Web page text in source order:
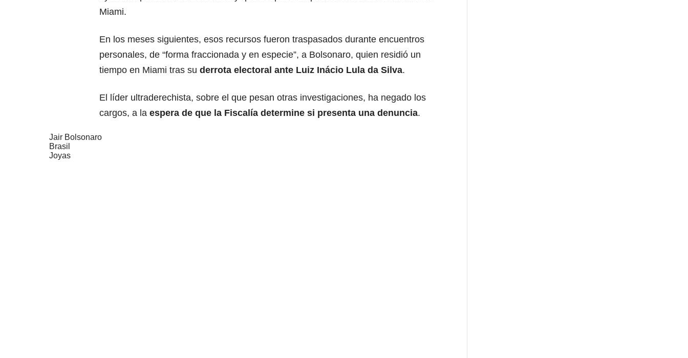
Miami.
En los meses siguientes, esos recursos fueron traspasados durante encuentros
personales, de “forma fraccionada y en especie”, a Bolsonaro, quien residió un
tiempo en Miami tras su derrota electoral ante Luiz Inácio Lula da Silva.
El líder ultraderechista, sobre el que pesan otras investigaciones, ha negado los
cargos, a la espera de que la Fiscalía determine si presenta una denuncia.
Jair Bolsonaro
Brasil
Joyas